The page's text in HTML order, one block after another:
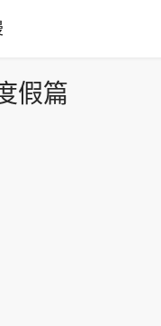
假篇